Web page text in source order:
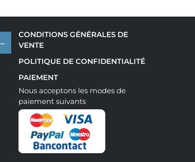
cookies
CONDITIONS GÉNÉRALES DE
VENTE
POLITIQUE DE CONFIDENTIALITÉ
PAIEMENT
Nous acceptons les modes de
paiement suivants